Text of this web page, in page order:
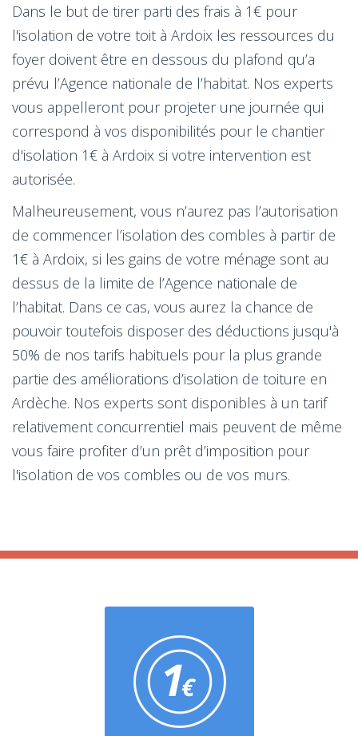
Dans le but de tirer parti des frais à 1€ pour
l'isolation de votre toit à Ardoix les ressources du
foyer doivent être en dessous du plafond qu’a
prévu l’Agence nationale de l’habitat. Nos experts
vous appelleront pour projeter une journée qui
correspond à vos disponibilités pour le chantier
d'isolation 1€ à Ardoix si votre intervention est
autorisée.
Malheureusement, vous n’aurez pas l’autorisation
de commencer l’isolation des combles à partir de
1€ à Ardoix, si les gains de votre ménage sont au
dessus de la limite de l’Agence nationale de
l’habitat. Dans ce cas, vous aurez la chance de
pouvoir toutefois disposer des déductions jusqu'à
50% de nos tarifs habituels pour la plus grande
partie des améliorations d’isolation de toiture en
Ardèche. Nos experts sont disponibles à un tarif
relativement concurrentiel mais peuvent de même
vous faire profiter d’un prêt d’imposition pour
l'isolation de vos combles ou de vos murs.